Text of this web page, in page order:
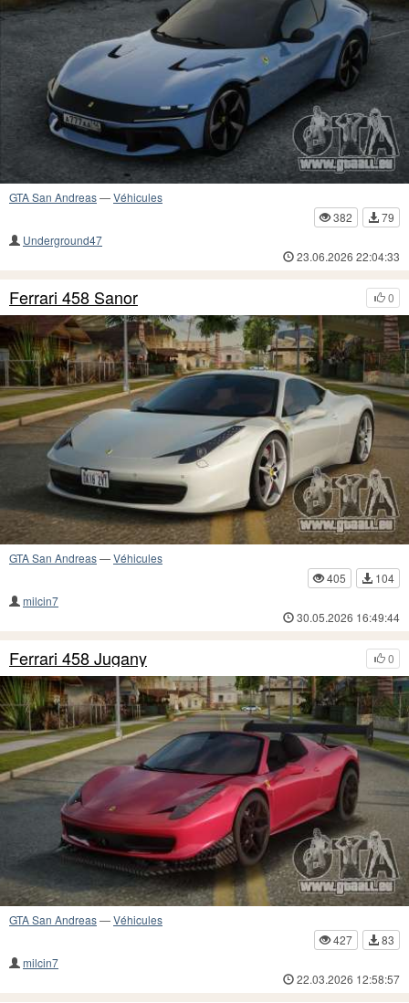
GTA San Andreas—Véhicules
382
79
Underground47
23.06.2026 22:04:33
0
Ferrari 458 Sanor
GTA San Andreas—Véhicules
405
104
milcin7
30.05.2026 16:49:44
0
Ferrari 458 Jugany
GTA San Andreas—Véhicules
427
83
milcin7
22.03.2026 12:58:57